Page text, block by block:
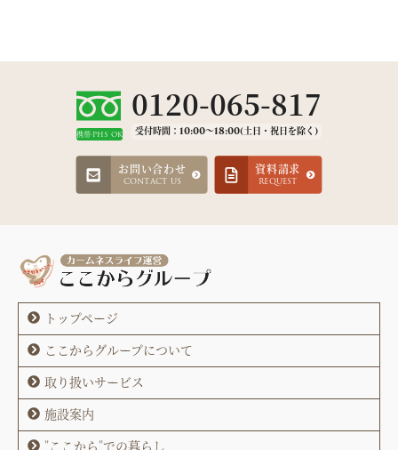
携帯·PHS OK
0120-065-817
受付時間：10:00～18:00(土日・祝日を除く)
お問い合わせ
CONTACT US
資料請求
REQUEST
トップページ
ここからグループについて
取り扱いサービス
施設案内